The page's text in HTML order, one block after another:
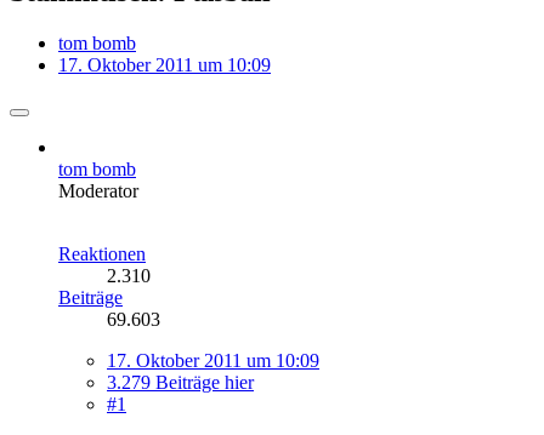
tom bomb
17. Oktober 2011 um 10:09
tom bomb
Moderator
Reaktionen
2.310
Beiträge
69.603
17. Oktober 2011 um 10:09
3.279 Beiträge hier
#1